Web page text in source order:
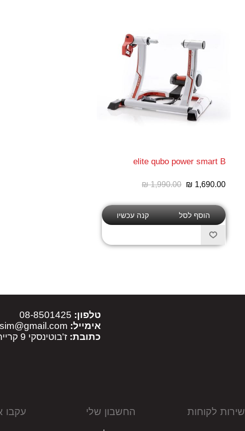
elite qubo power smart B
₪ 1,990.00 ₪ 1,690.00
טלפון:
אימייל:
כתובת: ז'בוטינסקי 9 קריית מלאכי
שירות לקוחות החשבון שלי עקבו